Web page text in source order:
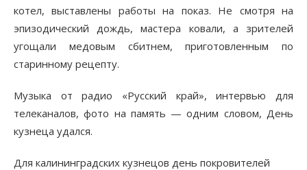
котел, выставлены работы на показ. Не смотря на
эпизодический дождь, мастера ковали, а зрителей
угощали медовым сбитнем, приготовленным по
старинному рецепту.
Музыка от радио «Русский край», интервью для
телеканалов, фото на память — одним словом, День
кузнеца удался.
Для калининградских кузнецов день покровителей